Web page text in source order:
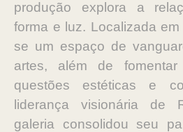
produção explora a
forma e luz. Localizada
se um espaço de
artes, além de
questões estéticas e
liderança visionária de
galeria consolidou seu